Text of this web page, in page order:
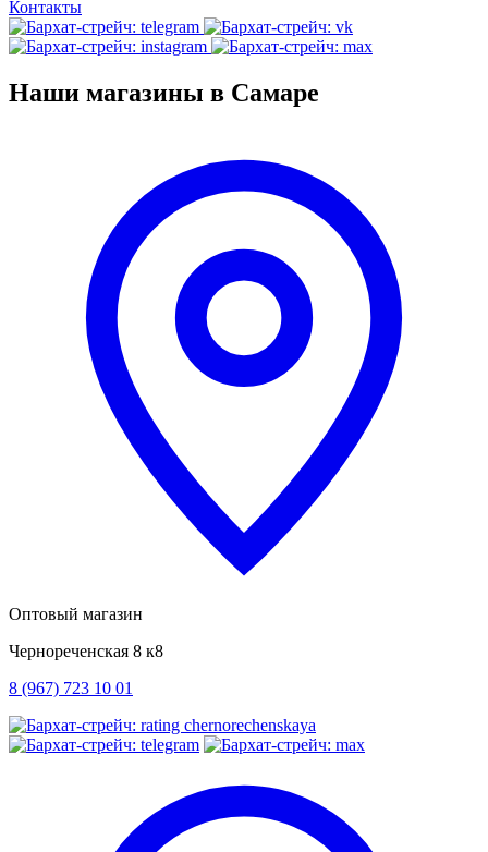
Контакты
Наши магазины в Самаре
Оптовый магазин
Чернореченская 8 к8
8 (967) 723 10 01